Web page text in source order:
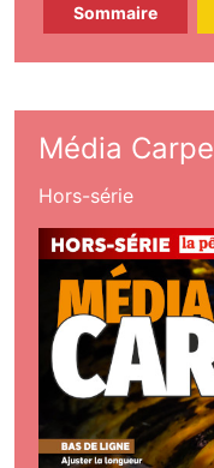
Sommaire
Média Carpe
Hors-série